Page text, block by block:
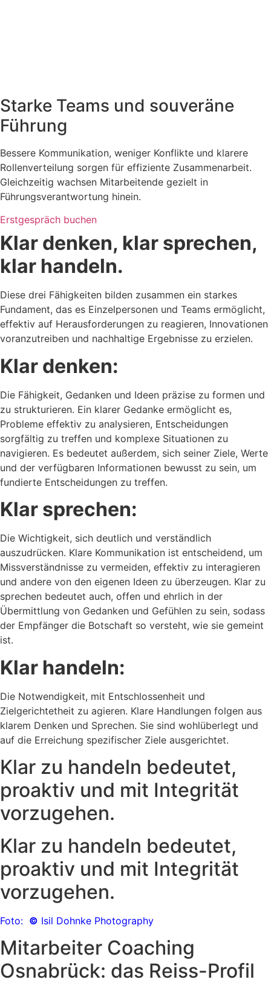
Starke Teams und souveräne
Führung
Bessere Kommunikation, weniger Konflikte und klarere
Rollenverteilung sorgen für effiziente Zusammenarbeit.
Gleichzeitig wachsen Mitarbeitende gezielt in
Führungsverantwortung hinein.
Erstgespräch buchen
Klar denken, klar sprechen,
klar handeln.
Diese drei Fähigkeiten bilden zusammen ein starkes
Fundament, das es Einzelpersonen und Teams ermöglicht,
effektiv auf Herausforderungen zu reagieren, Innovationen
voranzutreiben und nachhaltige Ergebnisse zu erzielen.
Klar denken:
Die Fähigkeit, Gedanken und Ideen präzise zu formen und
zu strukturieren. Ein klarer Gedanke ermöglicht es,
Probleme effektiv zu analysieren, Entscheidungen
sorgfältig zu treffen und komplexe Situationen zu
navigieren. Es bedeutet außerdem, sich seiner Ziele, Werte
und der verfügbaren Informationen bewusst zu sein, um
fundierte Entscheidungen zu treffen.
Klar sprechen:
Die Wichtigkeit, sich deutlich und verständlich
auszudrücken. Klare Kommunikation ist entscheidend, um
Missverständnisse zu vermeiden, effektiv zu interagieren
und andere von den eigenen Ideen zu überzeugen. Klar zu
sprechen bedeutet auch, offen und ehrlich in der
Übermittlung von Gedanken und Gefühlen zu sein, sodass
der Empfänger die Botschaft so versteht, wie sie gemeint
ist.
Klar handeln:
Die Notwendigkeit, mit Entschlossenheit und
Zielgerichtetheit zu agieren. Klare Handlungen folgen aus
klarem Denken und Sprechen. Sie sind wohlüberlegt und
auf die Erreichung spezifischer Ziele ausgerichtet.
Klar zu handeln bedeutet,
proaktiv und mit Integrität
vorzugehen.
Klar zu handeln bedeutet,
proaktiv und mit Integrität
vorzugehen.
Foto: © Isil Dohnke Photography
Mitarbeiter Coaching
Osnabrück: das Reiss-Profil